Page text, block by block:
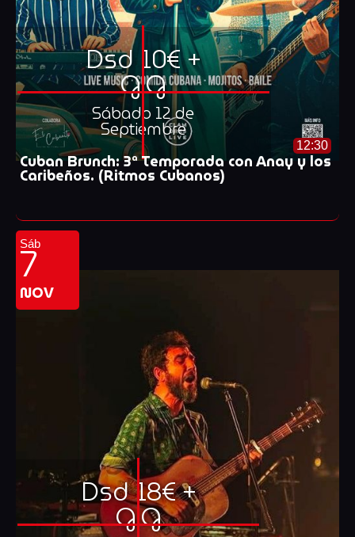
Dsd 10€ +
G.G
Sábado 12 de
Septiembre
12:30
Cuban Brunch: 3ª Temporada con Anay y los
Caribeños. (Ritmos Cubanos)
Sáb
7
NOV
Dsd 18€ +
G.G